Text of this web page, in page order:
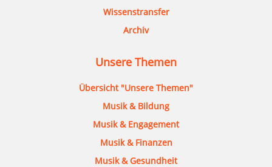
Wissenstransfer
Archiv
Unsere Themen
Übersicht "Unsere Themen"
Musik & Bildung
Musik & Engagement
Musik & Finanzen
Musik & Gesundheit